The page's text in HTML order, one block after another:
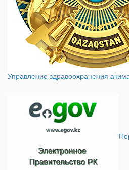
Управление здравоохранения